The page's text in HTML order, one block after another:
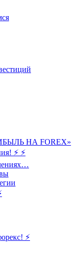
НА FOREX»
⚡ ⚡
⚡